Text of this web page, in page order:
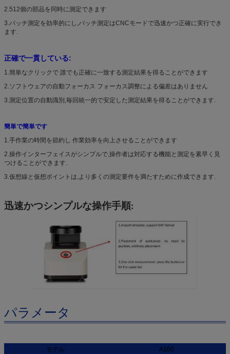
2.512個の部品を同時に測定できます
3.バッチ測定を効率的にし,バッチ測定はCNCモードで迅速かつ正確に実行でき
ます.
正確で一貫している:
1.簡単なクリックで 誰でも正確に一致する測定結果を得ることができます
2.ソフトウェアの自動フォーカス フォーカス調整による偏差はありません
3.測定位置の自動識別,毎回統一的で安定した測定結果を得ることができます.
簡単で簡単です
1.手作業の時間を節約し 作業効率を向上させることができます
2.操作インターフェイスがシンプルで,操作者は対応する機能と測定を素早く見
つけることができます.
3.仮想線と仮想ポイントは,より多くの測定要件を満たすために作成できます.
迅速かつシンプルな操作手順:
パラメータ
モデル A100